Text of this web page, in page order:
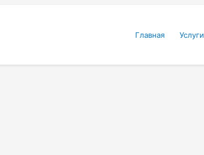
Главная Услуги